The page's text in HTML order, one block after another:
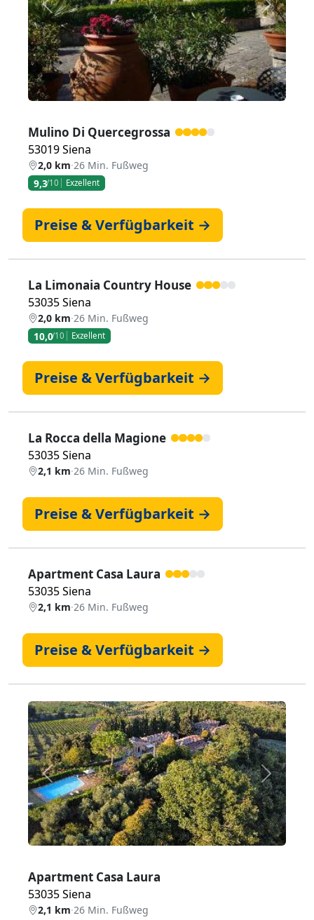
Zurück Weiter
Mulino Di Quercegrossa
53019 Siena
2,0 km·26 Min. Fußweg
9,3/10 Exzellent
Preise & Verfügbarkeit →
La Limonaia Country House
53035 Siena
2,0 km·26 Min. Fußweg
10,0/10 Exzellent
Preise & Verfügbarkeit →
La Rocca della Magione
53035 Siena
2,1 km·26 Min. Fußweg
Preise & Verfügbarkeit →
Apartment Casa Laura
53035 Siena
2,1 km·26 Min. Fußweg
Preise & Verfügbarkeit →
Zurück Weiter
Apartment Casa Laura
53035 Siena
2,1 km·26 Min. Fußweg